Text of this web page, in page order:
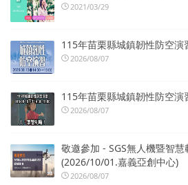
2021/03/29
115年苗栗縣城鎮韌性防空演
2026/08/07
115年苗栗縣城鎮韌性防空演
2026/08/07
敬邀參加 - SGS無人機暨智
(2026/10/01.嘉義亞創中心)
2026/08/07